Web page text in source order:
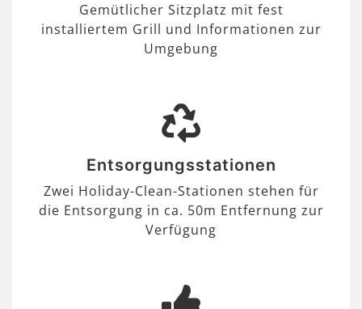
Gemütlicher Sitzplatz mit fest
installiertem Grill und Informationen zur
Umgebung
Entsorgungsstationen
Zwei Holiday-Clean-Stationen stehen für
die Entsorgung in ca. 50m Entfernung zur
Verfügung